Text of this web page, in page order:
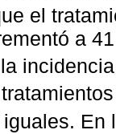
el
a
la